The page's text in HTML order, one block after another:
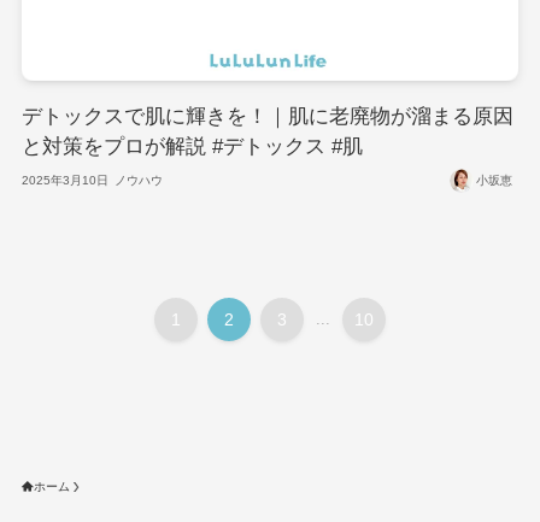
デトックスで肌に輝きを！｜肌に老廃物が溜まる原因
と対策をプロが解説 #デトックス #肌
2025年3月10日 ノウハウ 小坂恵
1 2 3 ... 10
ホーム